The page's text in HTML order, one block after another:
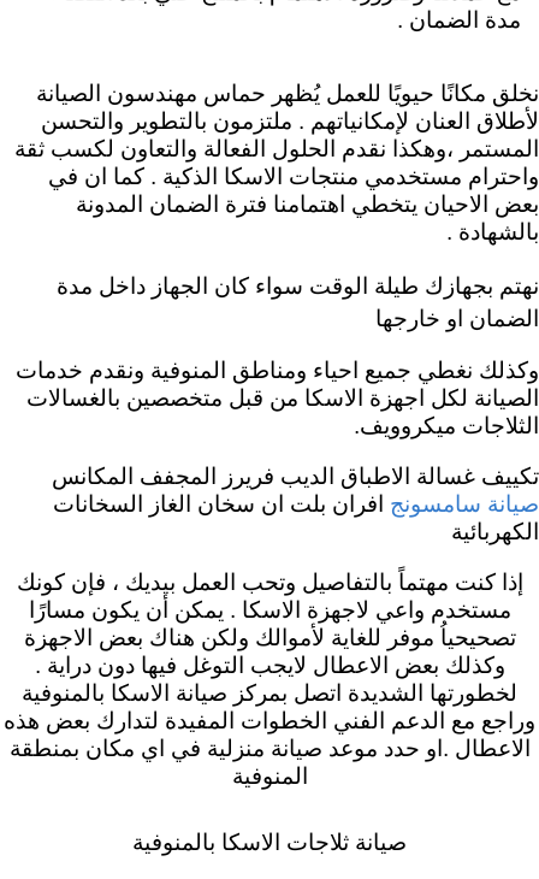
مدة الضمان .
نخلق مكانًا حيويًا للعمل يُظهر حماس مهندسون الصيانة
لأطلاق العنان لإمكانياتهم . ملتزمون بالتطوير والتحسن
المستمر ،وهكذا نقدم الحلول الفعالة والتعاون لكسب ثقة
واحترام مستخدمي منتجات الاسكا الذكية . كما ان في
بعض الاحيان يتخطي اهتمامنا فترة الضمان المدونة
بالشهادة .
نهتم بجهازك طيلة الوقت سواء كان الجهاز داخل مدة
الضمان او خارجها
وكذلك نغطي جميع احياء ومناطق المنوفية ونقدم خدمات
الصيانة لكل اجهزة الاسكا من قبل متخصصين بالغسالات
الثلاجات ميكروويف.
تكييف غسالة الاطباق الديب فريرز المجفف المكانس
صيانة سامسونج
افران بلت ان سخان الغاز السخانات
الكهربائية
إذا كنت مهتماً بالتفاصيل وتحب العمل بيديك ، فإن كونك
مستخدم واعي لاجهزة الاسكا . يمكن أن يكون مسارًا
تصحيحياُ موفر للغاية لأموالك ولكن هناك بعض الاجهزة
وكذلك بعض الاعطال لايجب التوغل فيها دون دراية .
لخطورتها الشديدة اتصل بمركز صيانة الاسكا بالمنوفية
وراجع مع الدعم الفني الخطوات المفيدة لتدارك بعض هذه
الاعطال .او حدد موعد صيانة منزلية في اي مكان بمنطقة
المنوفية
صيانة ثلاجات الاسكا بالمنوفية